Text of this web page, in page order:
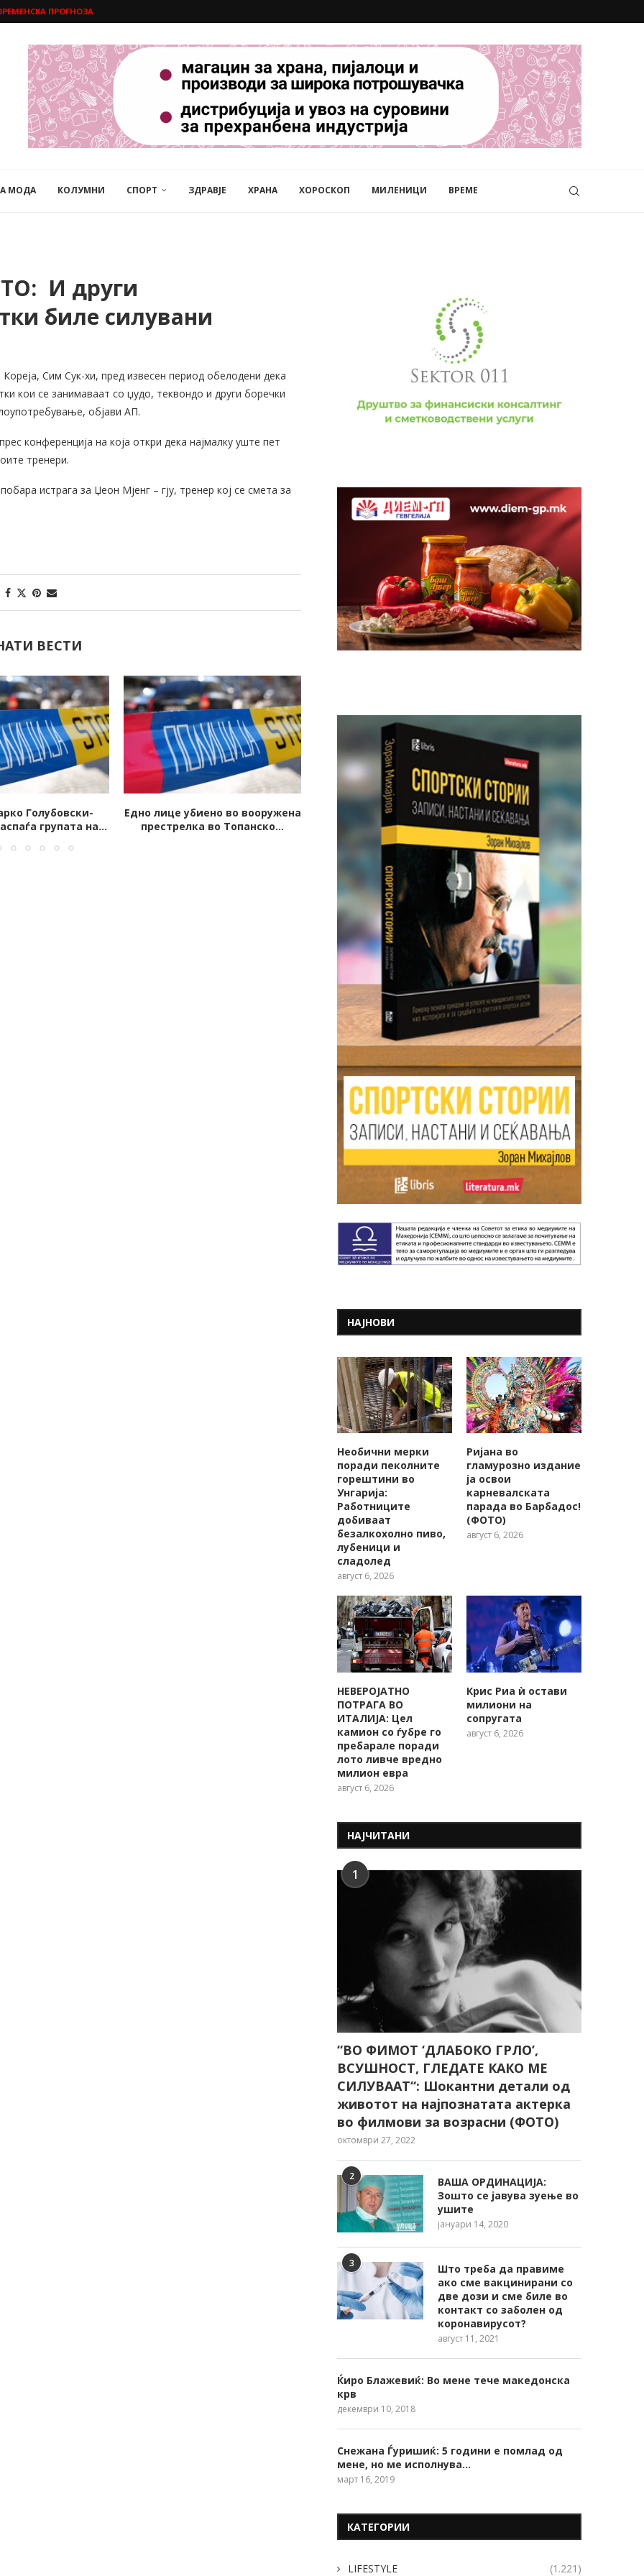
ПРОГНОЗА
МОДА КОЛУМНИ СПОРТ ЗДРАВЈЕ ХРАНА ХОРОСКОП МИЛЕНИЦИ ВРЕМЕ
И други
биле силувани
Сим Сук-хи, пред извесен период обелодени дека
кои се занимаваат со џудо, теквондо и други боречки
објави АП.
конференција на која откри дека најмалку уште пет
тренери.
истрага за Џеон Мјенг – гју, тренер кој се смета за
ВЕСТИ
во вооружена
во Топанско...
Запален автомобил на јавен
обвинител од Скопје
Загина 22-годишна девојка на
„Партизанска“ – возачот во...
Вооружен грабеж во
разбојниците...
НАЈНОВИ
Необични мерки
поради пеколните
горештини во
Унгарија:
Работниците
добиваат
безалкохолно пиво,
лубеници и
сладолед
август 6, 2026
Ријана во
гламурозно издание
ја освои
карневалската
парада во Барбадос!
(ФОТО)
август 6, 2026
НЕВЕРОЈАТНО
ПОТРАГА ВО
ИТАЛИЈА: Цел
камион со ѓубре го
пребарале поради
лото ливче вредно
милион евра
август 6, 2026
Крис Риа ѝ остави
милиони на
сопругата
август 6, 2026
НАЈЧИТАНИ
1
“ВО ФИМОТ ‘ДЛАБОКО ГРЛО’,
ВСУШНОСТ, ГЛЕДАТЕ КАКО МЕ
СИЛУВААТ“: Шокантни детали од
животот на најпознатата актерка
во филмови за возрасни (ФОТО)
октомври 27, 2022
2
ВАША ОРДИНАЦИЈА:
Зошто се јавува зуење во
ушите
јануари 14, 2020
3
Што треба да правиме
ако сме вакцинирани со
две дози и сме биле во
контакт со заболен од
коронавирусот?
август 11, 2021
Ќиро Блажевиќ: Во мене тече македонска
крв
декември 10, 2018
Снежана Ѓуришиќ: 5 години е помлад од
мене, но ме исполнува…
март 16, 2019
КАТЕГОРИИ
LIFESTYLE (1.221)